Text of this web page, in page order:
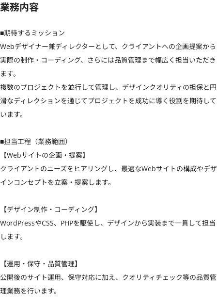
業務内容
■期待するミッション
Webデザイナー兼ディレクターとして、クライアントへの企画提案から
実際の制作・コーディング、さらには品質管理まで幅広く担当いただき
ます。
複数のプロジェクトを並行して管理し、デザインクオリティの担保と円
滑なディレクションを通じてプロジェクトを成功に導く役割を期待して
います。
■担当工程（業務範囲）
【Webサイトの企画・提案】
クライアントのニーズをヒアリングし、最適なWebサイトの構成やデザ
インコンセプトを立案・提案します。
【デザイン制作・コーディング】
WordPressやCSS、PHPを駆使し、デザインから実装まで一貫して担当
します。
【運用・保守・品質管理】
公開後のサイト運用、保守対応に加え、クオリティチェック等の品質管
理業務を行います。